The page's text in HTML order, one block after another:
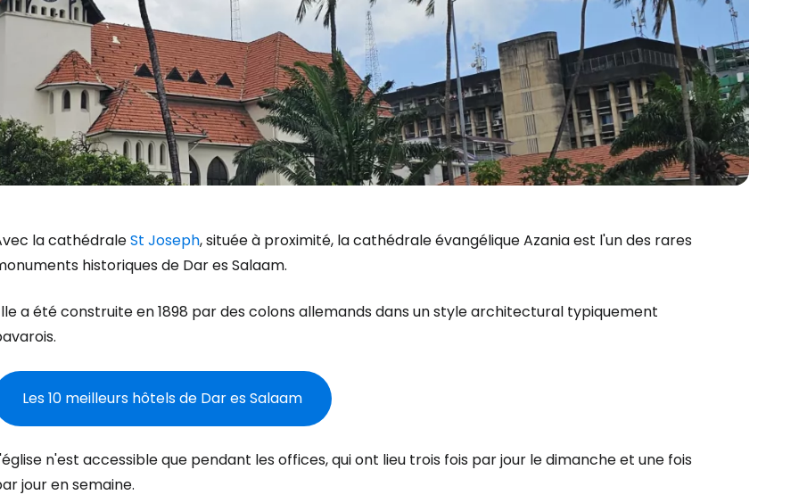
la cathédraleSt Joseph, située à proximité, la cathédrale évangélique Azania est l'un des rares
historiques de Dar es Salaam.
a été construite en 1898 par des colons allemands dans un style architectural typiquement
Les 10 meilleurs hôtels de Dar es Salaam
n'est accessible que pendant les offices, qui ont lieu trois fois par jour le dimanche et une fois
jour en semaine.
Se connecter à Cestee